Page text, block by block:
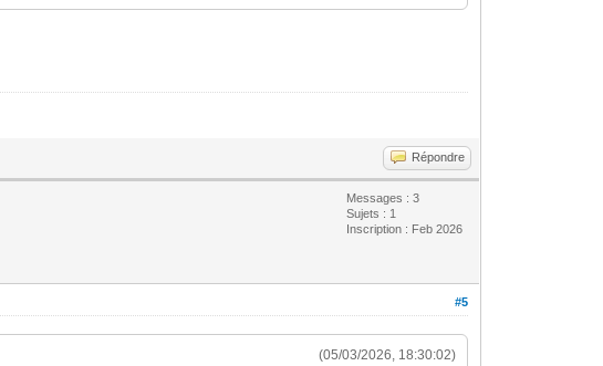
Répondre
Messages : 3
Sujets : 1
Inscription : Feb 2026
#5
(05/03/2026, 18:30:02)